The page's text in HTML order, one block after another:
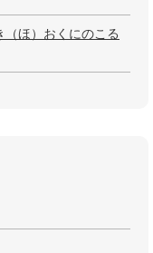
ほ）おくにのこる